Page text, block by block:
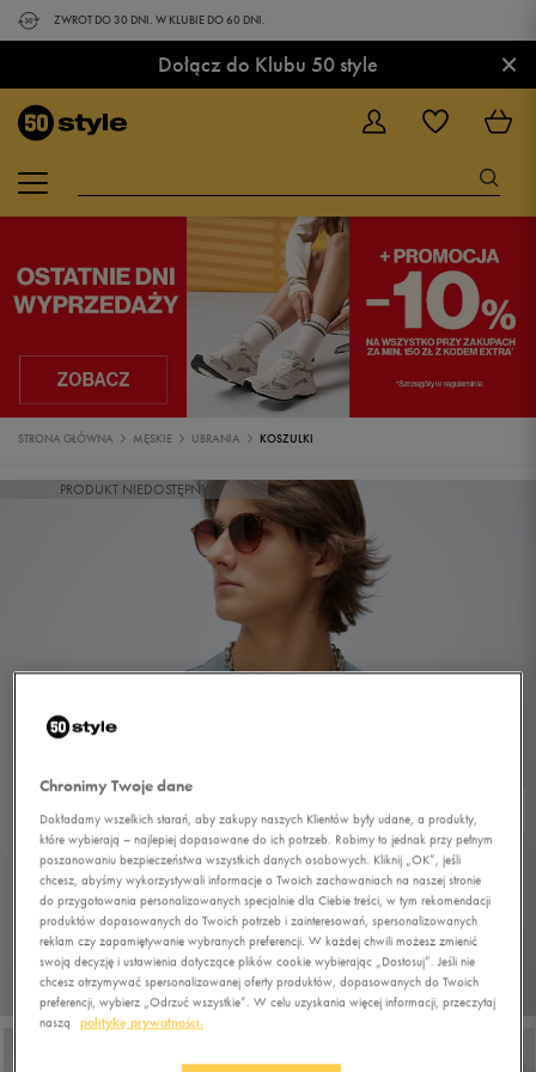
ZWROT DO 30 DNI. W KLUBIE DO 60 DNI.
Dołącz do Klubu 50 style ×
STRONA GŁÓWNA MĘSKIE UBRANIA KOSZULKI
PRODUKT NIEDOSTĘPNY
Chronimy Twoje dane
Dokładamy wszelkich starań, aby zakupy naszych Klientów były udane, a produkty,
które wybierają – najlepiej dopasowane do ich potrzeb. Robimy to jednak przy pełnym
poszanowaniu bezpieczeństwa wszystkich danych osobowych. Kliknij „OK”, jeśli
chcesz, abyśmy wykorzystywali informacje o Twoich zachowaniach na naszej stronie
do przygotowania personalizowanych specjalnie dla Ciebie treści, w tym rekomendacji
produktów dopasowanych do Twoich potrzeb i zainteresowań, spersonalizowanych
reklam czy zapamiętywanie wybranych preferencji. W każdej chwili możesz zmienić
swoją decyzję i ustawienia dotyczące plików cookie wybierając „Dostosuj”. Jeśli nie
chcesz otrzymywać spersonalizowanej oferty produktów, dopasowanych do Twoich
preferencji, wybierz „Odrzuć wszystkie”. W celu uzyskania więcej informacji, przeczytaj
naszą
politykę prywatności.